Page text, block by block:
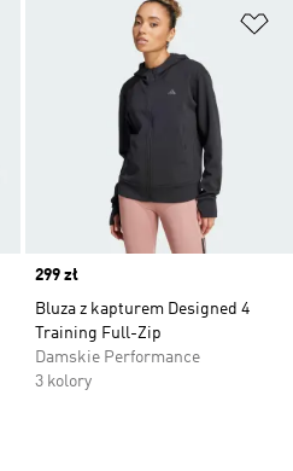
Dodaj do listy życzeń
Price
299 zł
Bluza z kapturem Designed 4
Training Full-Zip
Damskie Performance
3 kolory